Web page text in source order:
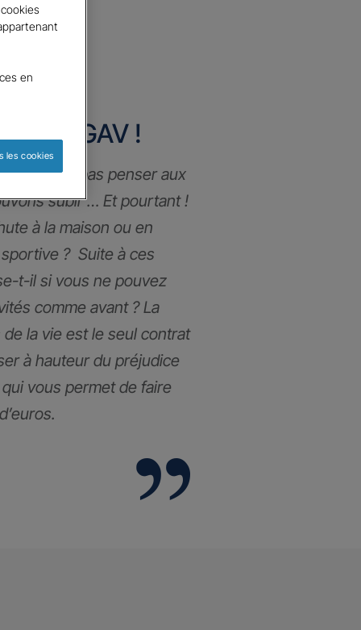
GAV !
n’aimons pas penser aux
subir … Et pourtant !
à la maison ou en
? Suite à ces
t-il si vous ne pouvez
comme avant ? La
la vie est le seul contrat
à hauteur du préjudice
vous permet de faire
en
les cookies